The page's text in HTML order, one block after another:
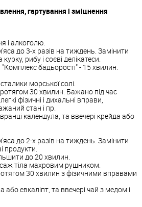
гартування і зміцнення
і алкоголю.
до 3-х разів на тиждень. Замінити
рибу і соєві делікатеси.
бадьорості" - 15 хвилин.
морської солі.
30 хвилин. Бажано під час
фізичні і дихальні вправи,
стан і пр.
календула, та ввечері крейда або
до 2-х разів на тиждень. Замінити
продукти.
до 20 хвилин.
тіла махровим рушником.
30 хвилин з фізичними вправами
або евкаліпт, та ввечері чай з медом і